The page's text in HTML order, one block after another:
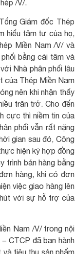
/V/.
Giám đốc Thép
hiểu tâm tư của họ,
Miền Nam /V/ và
bằng cái tâm và
Nhà phân phối lâu
của Thép Miền Nam
nên khi nhận thấy
trăn trở. Cho đến
cực thì niềm tin của
phối vẫn rất nặng
gian sau đó, Công
hiện ký hợp đồng
trình bán hàng bằng
hàng, khi có đơn
việc giao hàng lên
với sự hỗ trợ của
Nam /V/ trong nội
CTCP đã ban hành
và tiêu thụ sản phẩm